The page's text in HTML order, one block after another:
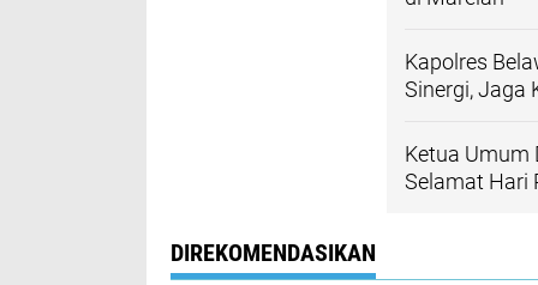
Kapolres
Sinergi, Jaga
Ketua Umum
Selamat Hari
DIREKOMENDASIKAN